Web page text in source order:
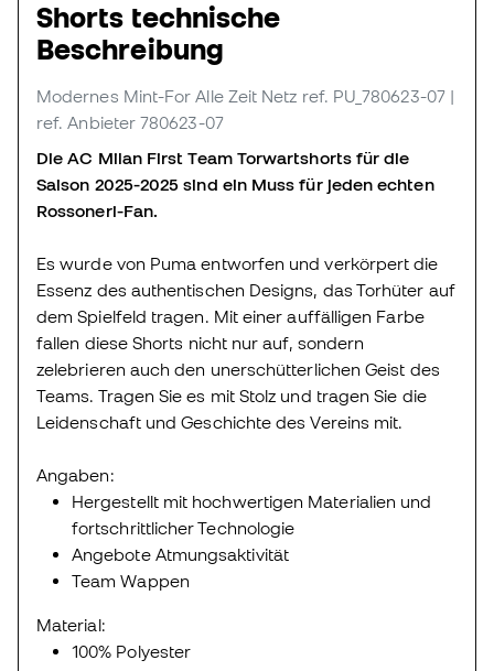
Shorts technische
Beschreibung
Modernes Mint-For Alle Zeit Netz ref. PU_780623-07 |
ref. Anbieter 780623-07
Die AC Milan First Team Torwartshorts für die
Saison 2025-2025 sind ein Muss für jeden echten
Rossoneri-Fan.
Es wurde von Puma entworfen und verkörpert die
Essenz des authentischen Designs, das Torhüter auf
dem Spielfeld tragen. Mit einer auffälligen Farbe
fallen diese Shorts nicht nur auf, sondern
zelebrieren auch den unerschütterlichen Geist des
Teams. Tragen Sie es mit Stolz und tragen Sie die
Leidenschaft und Geschichte des Vereins mit.
Angaben:
Hergestellt mit hochwertigen Materialien und
fortschrittlicher Technologie
Angebote Atmungsaktivität
Team Wappen
Material:
100% Polyester